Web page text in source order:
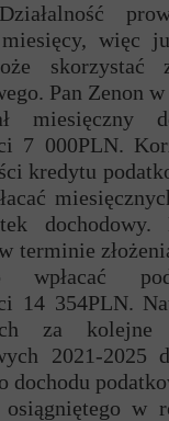
miesięcy, więc
skorzystać
Pan Zenon
miesięczny
7 000PLN.
kredytu
dochodowy.
terminie
wpłacać
14 354PLN.
za
2021-2025
dochodu
osiągniętego w